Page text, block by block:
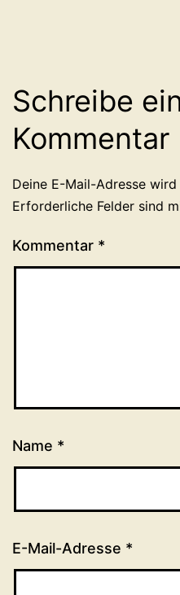
Schreibe
Kommentar
Deine E-Mail-Adresse
Erforderliche Felder sind
Kommentar *
Name *
E-Mail-Adresse *